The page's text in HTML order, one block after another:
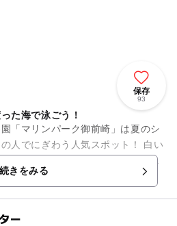
保存
93
た海で泳ごう！
「マリンパーク御前崎」は夏のシ
人でにぎわう人気スポット！ 白い
で安全な入江式の海水浴場は子ど
...
続きをみる
ー